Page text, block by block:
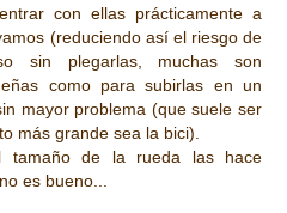
con ellas prácticamente a
(reduciendo así el riesgo de
sin plegarlas, muchas son
como para subirlas en un
mayor problema (que suele ser
más grande sea la bici).
tamaño de la rueda las hace
es bueno...